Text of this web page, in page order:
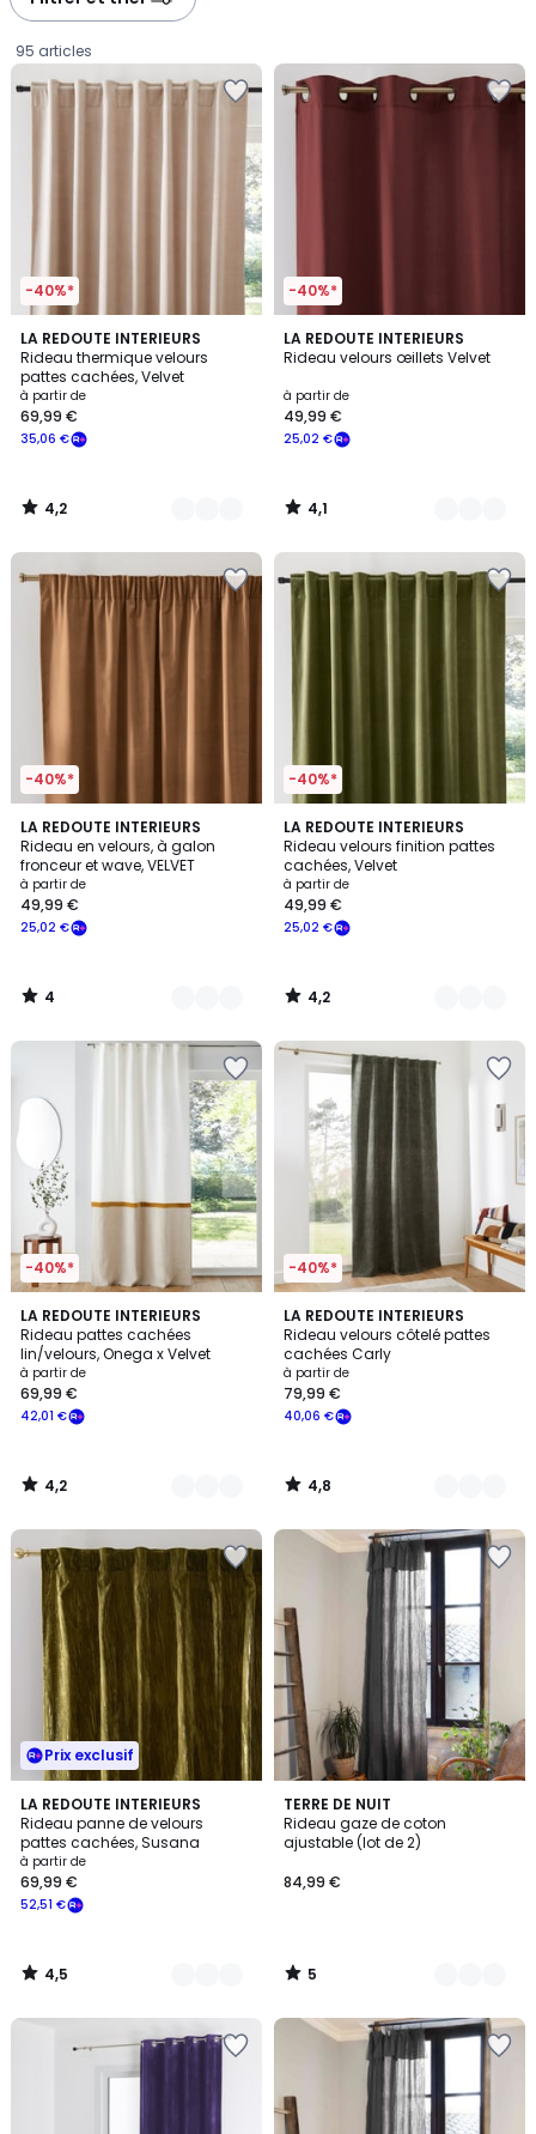
95 articles
-40%*
LA REDOUTE INTERIEURS
Rideau thermique velours
pattes cachées, Velvet
Prix
à
partir
69,99
€
notre
programme
pour
payer
place
35,06
€.
à partir de
35,06 €
69,99 €
4,2
/ 5
8
Couleurs
4,2
/
-40%*
LA REDOUTE INTERIEURS
Rideau velours œillets Velvet
à partir de
25,02 €
49,99 €
4,1
/ 5
7
Couleurs
4,1
/
-40%*
LA REDOUTE INTERIEURS
Rideau en velours, à galon
fronceur et wave, VELVET
à partir de
25,02 €
49,99 €
4
/
5
7
Couleurs
4
/
-40%*
LA REDOUTE INTERIEURS
Rideau velours finition pattes
cachées, Velvet
à partir de
25,02 €
49,99 €
4,2
/ 5
10
Couleurs
4,2
/
-40%*
LA REDOUTE INTERIEURS
Rideau pattes cachées
lin/velours, Onega x Velvet
à partir de
42,01 €
69,99 €
4,2
/ 5
3
Couleurs
4,2
/
-40%*
LA REDOUTE INTERIEURS
Rideau velours côtelé pattes
cachées Carly
à partir de
40,06 €
79,99 €
4,8
/ 5
5
Couleurs
4,8
/
Prix exclusif
LA REDOUTE INTERIEURS
Rideau panne de velours
pattes cachées, Susana
à partir de
52,51 €
69,99 €
4,5
/ 5
4
Couleurs
4,5
/
TERRE DE NUIT
Rideau gaze de coton
ajustable (lot de 2)
84,99 €
5
/
5
12
Couleurs
5
/